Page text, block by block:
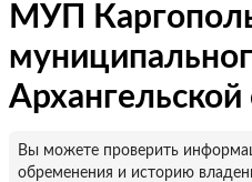
МУП
Вы можете проверить
обременения и историю